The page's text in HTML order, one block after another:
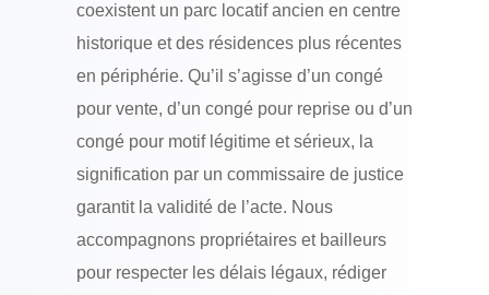
coexistent un parc locatif ancien en centre
historique et des résidences plus récentes
en périphérie. Qu’il s’agisse d’un congé
pour vente, d’un congé pour reprise ou d’un
congé pour motif légitime et sérieux, la
signification par un commissaire de justice
garantit la validité de l’acte. Nous
accompagnons propriétaires et bailleurs
pour respecter les délais légaux, rédiger